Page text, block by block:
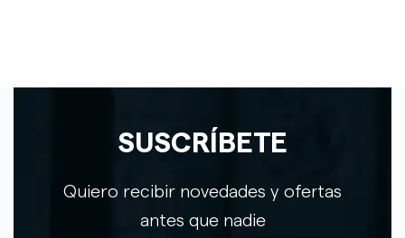
SUSCRÍBETE
Quiero recibir novedades y ofertas
antes que nadie